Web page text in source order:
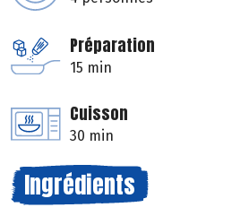
Préparation
15 min
Cuisson
30 min
Ingrédients